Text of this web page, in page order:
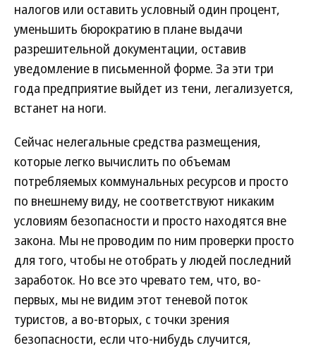
налогов или оставить условный один процент,
уменьшить бюрократию в плане выдачи
разрешительной документации, оставив
уведомление в письменной форме. За эти три
года предприятие выйдет из тени, легализуется,
встанет на ноги.
Сейчас нелегальные средства размещения,
которые легко вычислить по объемам
потребляемых коммунальных ресурсов и просто
по внешнему виду, не соответствуют никаким
условиям безопасности и просто находятся вне
закона. Мы не проводим по ним проверки просто
для того, чтобы не отобрать у людей последний
заработок. Но все это чревато тем, что, во-
первых, мы не видим этот теневой поток
туристов, а во-вторых, с точки зрения
безопасности, если что-нибудь случится,